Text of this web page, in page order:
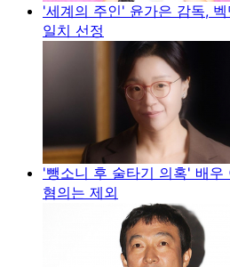
'세계의 주인' 윤가은 감독, 벡
일치 선정
'뺑소니 후 술타기 의혹' 배
혐의는 제외